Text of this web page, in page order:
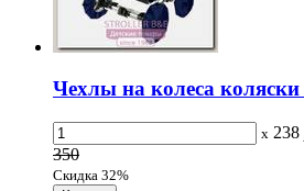
Чехлы на колеса
x 238
350
Скидка 32%